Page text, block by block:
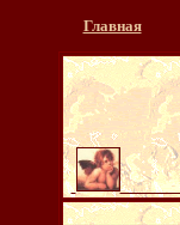
Главная